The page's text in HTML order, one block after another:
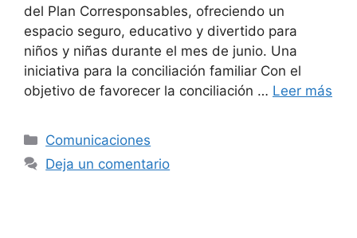
del Plan Corresponsables, ofreciendo un
espacio seguro, educativo y divertido para
niños y niñas durante el mes de junio. Una
iniciativa para la conciliación familiar Con el
objetivo de favorecer la conciliación … Leer más
Categorías
Comunicaciones
Deja un comentario